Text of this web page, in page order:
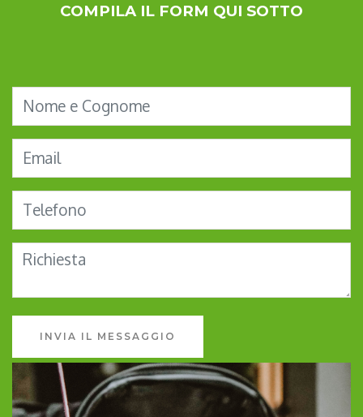
COMPILA IL FORM QUI SOTTO
INVIA IL MESSAGGIO